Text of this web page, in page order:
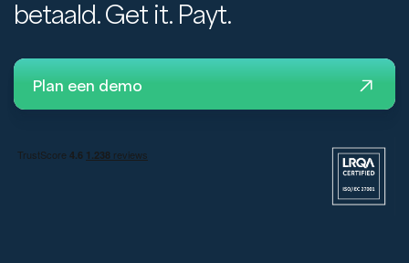
betaald. Get it. Payt.
Plan een demo